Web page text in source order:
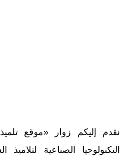
نقدم إليكم زوار «موقع
التكنولوجيا الصناعية